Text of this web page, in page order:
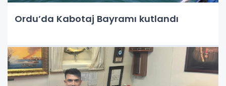
Ordu’da Kabotaj Bayramı kutlandı